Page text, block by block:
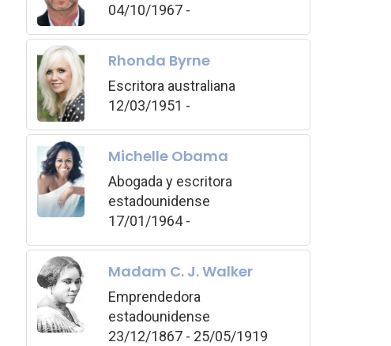
04/10/1967 -
Rhonda Byrne
Escritora australiana
12/03/1951 -
Michelle Obama
Abogada y escritora
estadounidense
17/01/1964 -
Madam C. J. Walker
Emprendedora
estadounidense
23/12/1867 - 25/05/1919